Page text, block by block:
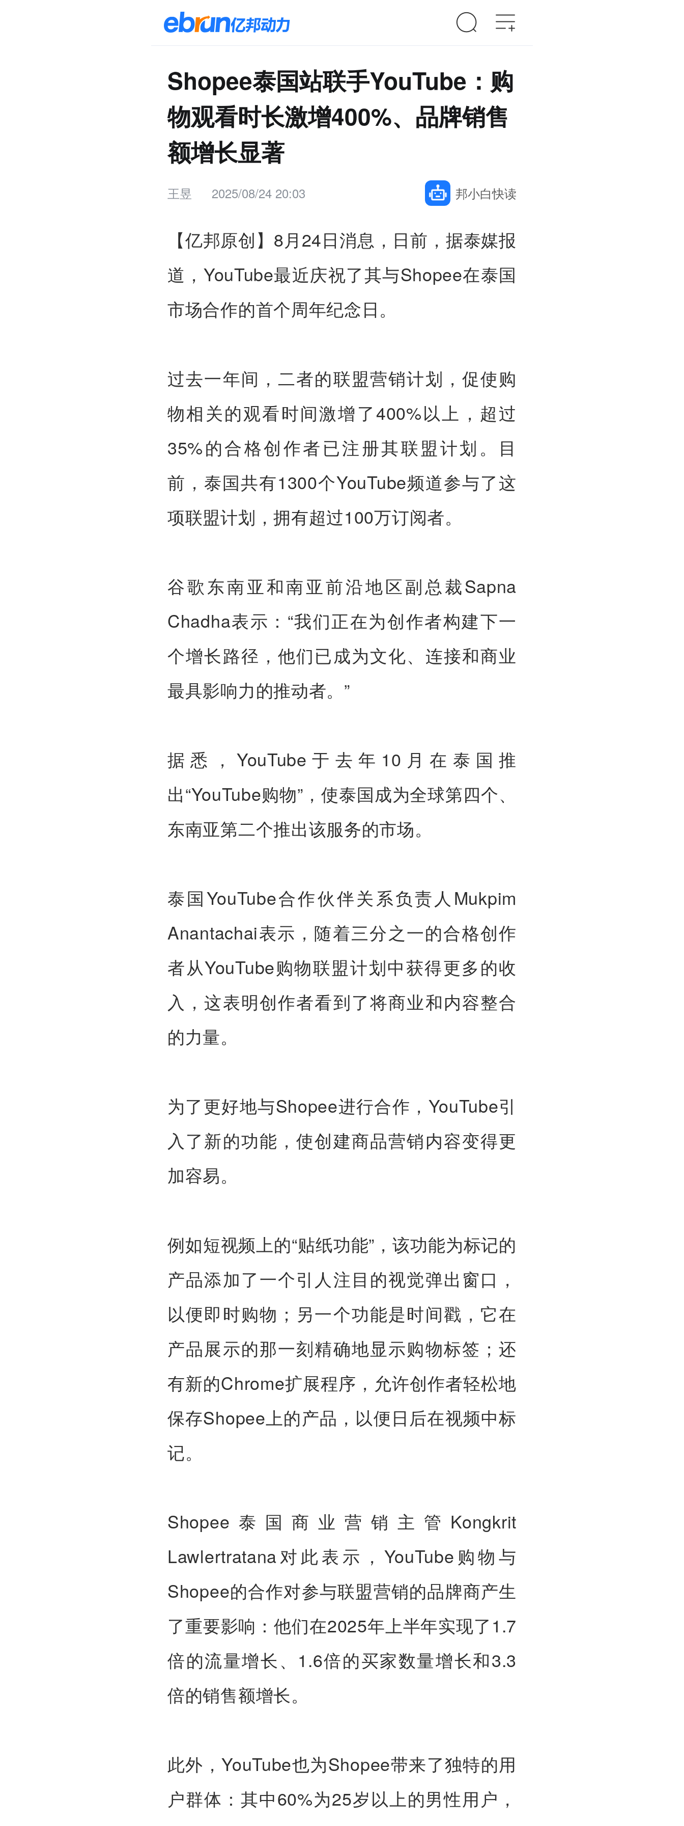
Shopee泰国站联手YouTube：购
物观看时长激增400%、品牌销售
额增长显著
王昱 2025/08/24 20:03 邦小白快读
【亿邦原创】 8月24日消息，日前，据泰媒报
道，YouTube最近庆祝了其与Shopee在泰国
市场合作的首个周年纪念日。
过去一年间，二者的联盟营销计划，促使购
物相关的观看时间激增了400%以上，超过
35%的合格创作者已注册其联盟计划。目
前，泰国共有1300个YouTube频道参与了这
项联盟计划，拥有超过100万订阅者。
谷歌东南亚和南亚前沿地区副总裁Sapna
Chadha表示：“我们正在为创作者构建下一
个增长路径，他们已成为文化、连接和商业
最具影响力的推动者。”
据悉，YouTube于去年10月在泰国推
出“YouTube购物”，使泰国成为全球第四个、
东南亚第二个推出该服务的市场。
泰国YouTube合作伙伴关系负责人Mukpim
Anantachai表示，随着三分之一的合格创作
者从YouTube购物联盟计划中获得更多的收
入，这表明创作者看到了将商业和内容整合
的力量。
为了更好地与Shopee进行合作，YouTube引
入了新的功能，使创建商品营销内容变得更
加容易。
例如短视频上的“贴纸功能”，该功能为标记的
产品添加了一个引人注目的视觉弹出窗口，
以便即时购物；另一个功能是时间戳，它在
产品展示的那一刻精确地显示购物标签；还
有新的Chrome扩展程序，允许创作者轻松地
保存Shopee上的产品，以便日后在视频中标
记。
Shopee泰国商业营销主管Kongkrit
Lawlertratana对此表示，YouTube购物与
Shopee的合作对参与联盟营销的品牌商产生
了重要影响：他们在2025年上半年实现了1.7
倍的流量增长、1.6倍的买家数量增长和3.3
倍的销售额增长。
此外，YouTube也为Shopee带来了独特的用
户群体：其中60%为25岁以上的男性用户，